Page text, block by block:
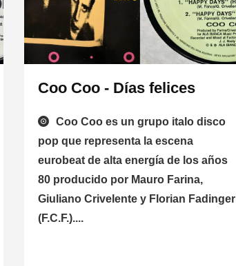
Coo Coo - Días felices
Coo Coo es un grupo italo disco
pop que representa la escena
eurobeat de alta energía de los años
80 producido por Mauro Farina,
Giuliano Crivelente y Florian Fadinger
(F.C.F.)....